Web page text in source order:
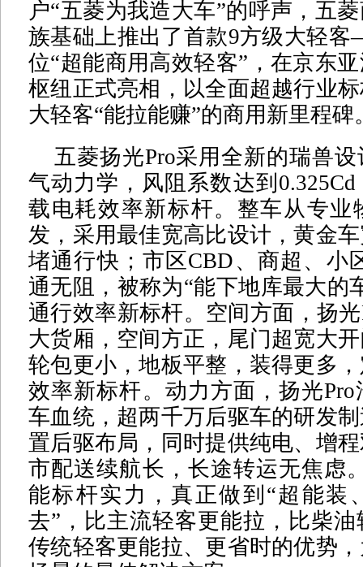
户“五菱为我造大车”的呼声，五
族基础上推出了首款9方级大轻
位“超能商用高效轻客”，在京东
枢纽正式亮相，以全面超越行业
大轻客“能拉能赚”的商用新里程碑
五菱扬光Pro采用全新的瑞兽
气动力学，风阻系数达到
载电耗效率新标杆。整车从专业
发，采用最佳宽高比设计，黄金
堵通行快；市区CBD、商超、小
通无阻，被称为“能下地库最大的
通行效率新标杆。空间方面，扬
大货厢，空间方正，尾门超宽大
轮包更小，地板平整，装得更多
效率新标杆。动力方面，扬光
车血统，超两千万后驱车的研发
置后驱布局，同时提供纯电、增
市配送续航长，长途转运无焦虑
能标杆实力，真正做到“超能装
去”，比主流轻客更能拉，比柴
传统轻客更能拉、更省时的优势